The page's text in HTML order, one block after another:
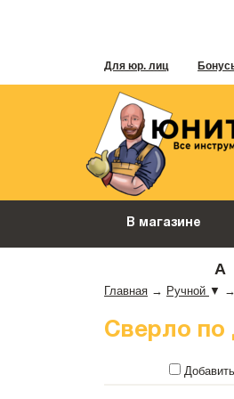
Для юр. лиц
В магазине
А
Главная → Ручной ▼ →
Сверло по